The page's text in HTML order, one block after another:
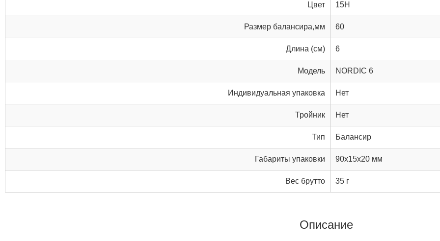
Цвет 15H
Размер балансира,мм 60
Длина (см) 6
Модель NORDIC 6
Индивидуальная упаковка Нет
Тройник Нет
Тип Балансир
Габариты упаковки 90x15x20 мм
Вес брутто 35 г
Описание